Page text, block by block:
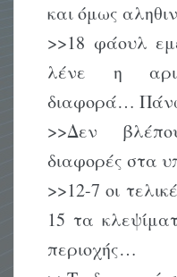
και όμως
>>18 φάουλ
λένε η
διαφορά…
>>Δεν
διαφορές στα
>>12-7 οι
15 τα
περιοχής…